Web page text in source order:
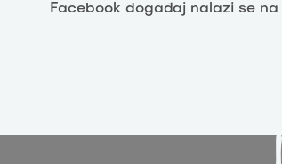
Facebook događaj nalazi se na